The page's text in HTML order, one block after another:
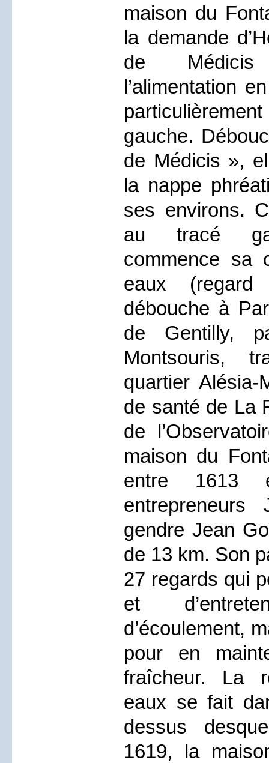
maison du
la demande
de
l’alimentation
gauche.
de Médicis »,
la nappe
ses environs.
au tracé
commence sa
eaux
débouche à
de Gentilly,
Montsouris,
quartier Alésia-
de santé de La
de
maison du
entre 1613
gendre Jean
de 13 km. Son
27 regards qui
et
d’écoulement,
pour en
fraîcheur. La
eaux se fait
dessus
1619, la